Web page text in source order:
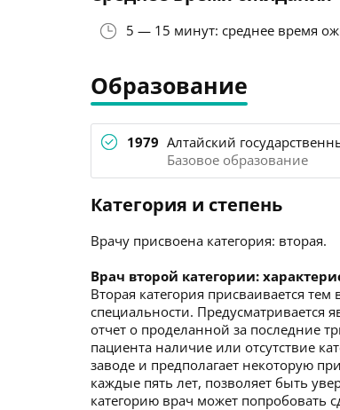
5 — 15 минут: среднее время
Образование
1979 Алтайский
Базовое образование
Категория и степень
Врачу присвоена категория: вторая.
Врач второй категории:
Вторая категория присваивается
специальности. Предусматривается
отчет о проделанной за последние
пациента наличие или отсутствие
заводе и предполагает некоторую
каждые пять лет, позволяет быть
категорию врач может попробовать